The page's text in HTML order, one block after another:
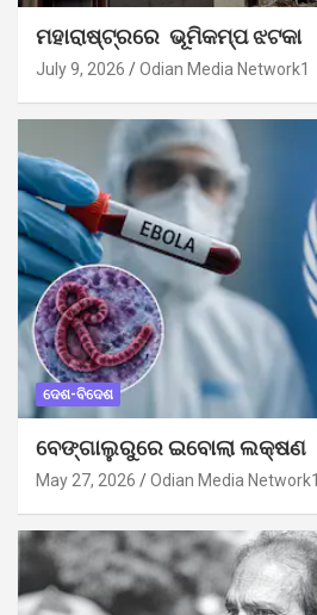
ମହାରାଷ୍ଟ୍ରରେ ଭୂମିକମ୍ପ ଝଟକା
July 9, 2026 Odian Media Network1
ଦେଶ-ବିଦେଶ
ବେଙ୍ଗାଲୁରୁରେ ଇବୋଲା ଲକ୍ଷଣ
May 27, 2026 Odian Media Network1